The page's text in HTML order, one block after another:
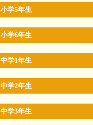
小学5年生
小学6年生
中学1年生
中学2年生
中学3年生